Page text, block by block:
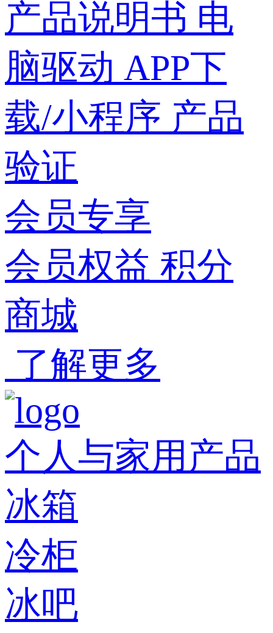
产品说明书 电
脑驱动 APP下
载/小程序 产品
验证
会员专享
会员权益 积分
商城
了解更多
个人与家用产品
冰箱
冷柜
冰吧